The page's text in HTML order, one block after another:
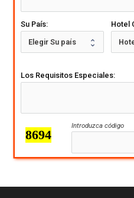
Su País: Hotel
Los Requisitos Especiales:
Introduzca código